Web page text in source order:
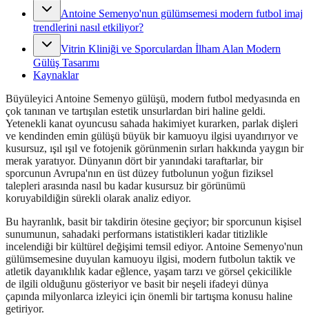
Antoine Semenyo'nun gülümsemesi modern futbol imaj
trendlerini nasıl etkiliyor?
Vitrin Kliniği ve Sporculardan İlham Alan Modern
Gülüş Tasarımı
Kaynaklar
Büyüleyici Antoine Semenyo gülüşü, modern futbol medyasında en
çok tanınan ve tartışılan estetik unsurlardan biri haline geldi.
Yetenekli kanat oyuncusu sahada hakimiyet kurarken, parlak dişleri
ve kendinden emin gülüşü büyük bir kamuoyu ilgisi uyandırıyor ve
kusursuz, ışıl ışıl ve fotojenik görünmenin sırları hakkında yaygın bir
merak yaratıyor. Dünyanın dört bir yanındaki taraftarlar, bir
sporcunun Avrupa'nın en üst düzey futbolunun yoğun fiziksel
talepleri arasında nasıl bu kadar kusursuz bir görünümü
koruyabildiğin sürekli olarak analiz ediyor.
Bu hayranlık, basit bir takdirin ötesine geçiyor; bir sporcunun kişisel
sunumunun, sahadaki performans istatistikleri kadar titizlikle
incelendiği bir kültürel değişimi temsil ediyor. Antoine Semenyo'nun
gülümsemesine duyulan kamuoyu ilgisi, modern futbolun taktik ve
atletik dayanıklılık kadar eğlence, yaşam tarzı ve görsel çekicilikle
de ilgili olduğunu gösteriyor ve basit bir neşeli ifadeyi dünya
çapında milyonlarca izleyici için önemli bir tartışma konusu haline
getiriyor.